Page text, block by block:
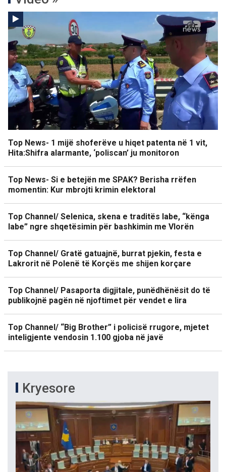
Top News- 1 mijë shoferëve u hiqet patenta në 1 vit,
Hita:Shifra alarmante, ‘poliscan’ ju monitoron
Top News- Si e betejën me SPAK? Berisha rrëfen
momentin: Kur mbrojti krimin elektoral
Top Channel/ Selenica, skena e traditës labe, “kënga
labe” ngre shqetësimin për bashkimin me Vlorën
Top Channel/ Gratë gatuajnë, burrat pjekin, festa e
Lakrorit në Polenë të Korçës me shijen korçare
Top Channel/ Pasaporta digjitale, punëdhënësit do të
publikojnë pagën në njoftimet për vendet e lira
Top Channel/ “Big Brother” i policisë rrugore, mjetet
inteligjente vendosin 1.100 gjoba në javë
Kryesore